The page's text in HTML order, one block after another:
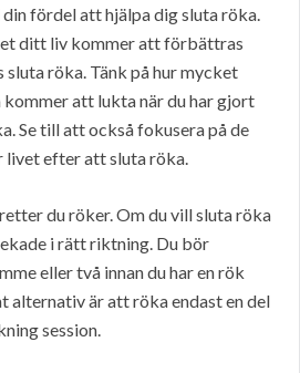
fördel att hjälpa dig sluta röka.
ditt liv kommer att förbättras
röka. Tänk på hur mycket
att lukta när du har gjort
Se till att också fokusera på de
efter att sluta röka.
du röker. Om du vill sluta röka
i rätt riktning. Du bör
eller två innan du har en rök
alternativ är att röka endast en del
session.